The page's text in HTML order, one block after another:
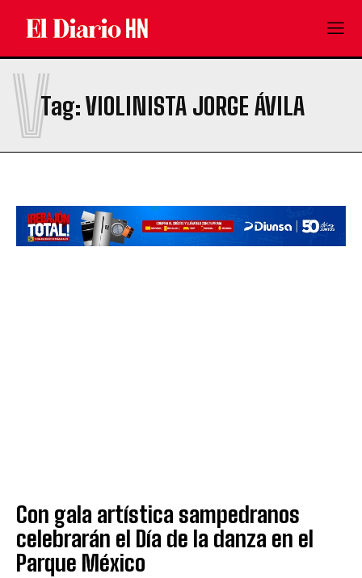
Tag:VIOLINISTA JORGE ÁVILA
V
Con gala artística sampedranos
celebrarán el Día de la danza en el
Parque México